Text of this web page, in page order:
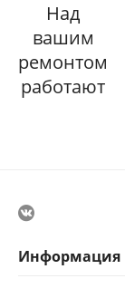
Над
вашим
ремонтом
работают
Информация